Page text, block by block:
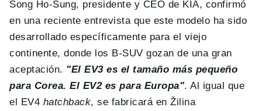
Song Ho-Sung, presidente y CEO de KIA, confirmó
en una reciente entrevista que este modelo ha sido
desarrollado específicamente para el viejo
continente, donde los B-SUV gozan de una gran
aceptación. "El EV3 es el tamaño más pequeño
para Corea. El EV2 es para Europa". Al igual que
el EV4 hatchback, se fabricará en Žilina